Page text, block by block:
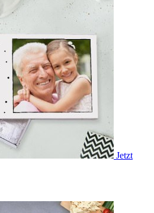
Jetzt